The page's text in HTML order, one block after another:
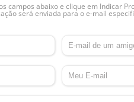
campos abaixo e clique em Indicar
será enviada para o e-mail